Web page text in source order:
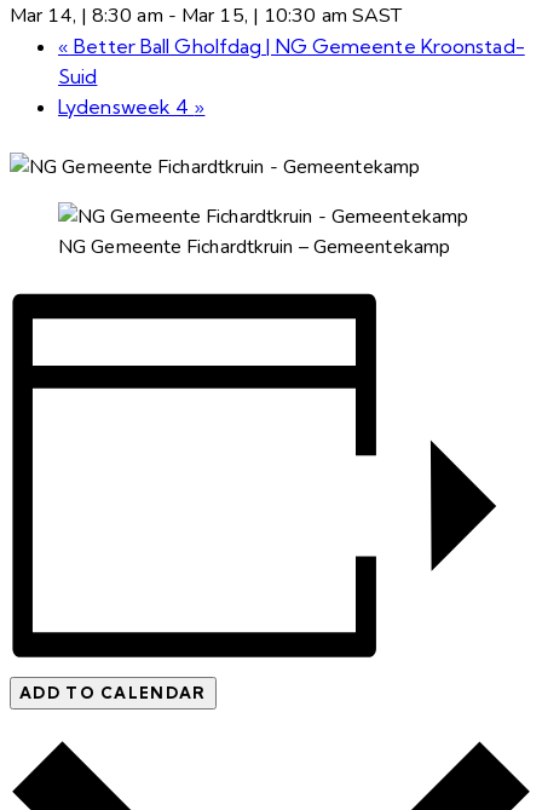
Mar 14, | 8:30 am - Mar 15, | 10:30 am SAST
« Better Ball Gholfdag | NG Gemeente Kroonstad-
Suid
Lydensweek 4 »
NG Gemeente Fichardtkruin – Gemeentekamp
ADD TO CALENDAR